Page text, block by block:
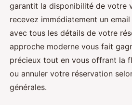
garantit la disponibilité de votre
recevez immédiatement un
avec tous les détails de votre
approche moderne vous fait
précieux tout en vous offrant la
ou annuler votre réservation
générales.